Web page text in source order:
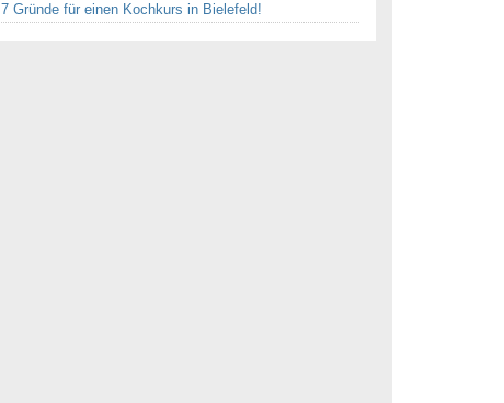
7 Gründe für einen Kochkurs in Bielefeld!